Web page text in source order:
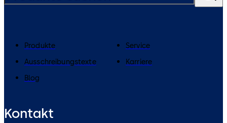
Produkte
Service
Ausschreibungstexte
Karriere
Blog
Kontakt